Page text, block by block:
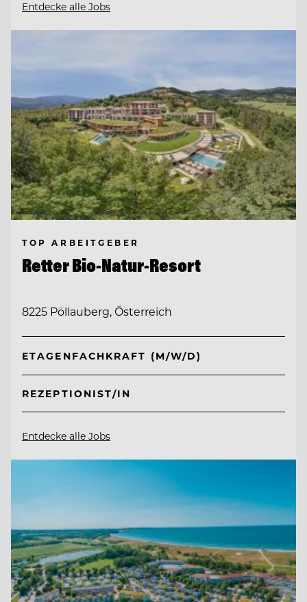
Entdecke alle Jobs
TOP ARBEITGEBER
Retter Bio-Natur-Resort
8225 Pöllauberg, Österreich
ETAGENFACHKRAFT (M/W/D)
REZEPTIONIST/IN
Entdecke alle Jobs